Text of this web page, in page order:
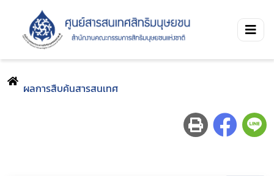
ผลการสืบค้นสารสนเทศ